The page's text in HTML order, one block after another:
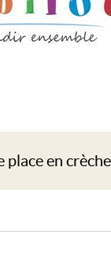
Tout Bout de Champs
place en